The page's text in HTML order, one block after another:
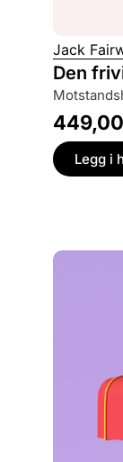
Jack
Den
449,00
Legg i